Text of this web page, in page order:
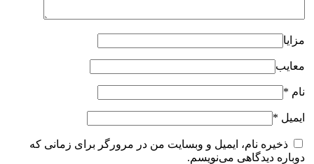
مزایا
معایب
نام *
ایمیل *
ذخیره نام، ایمیل و وبسایت من در مرورگر برای زمانی که
دوباره دیدگاهی می‌نویسم.